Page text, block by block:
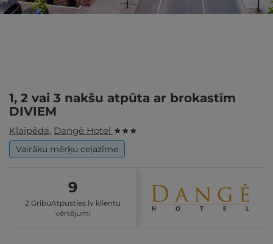
1, 2 vai 3 nakšu atpūta ar brokastīm
DIVIEM
Klaipēda, Dangė Hotel ★ ★ ★
Vairāku mērķu ceļazīme
9
2 GribuAtpusties.lv klientu
vērtējumi